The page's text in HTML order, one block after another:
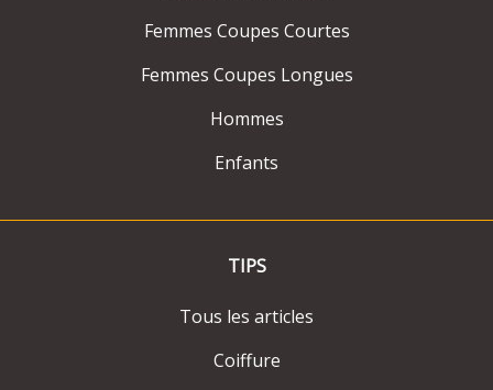
Femmes Coupes Courtes
Femmes Coupes Longues
Hommes
Enfants
TIPS
Tous les articles
Coiffure